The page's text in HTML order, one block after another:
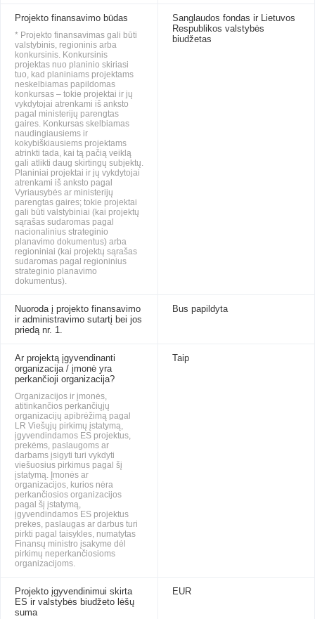
Projekto finansavimo būdas
* Projekto finansavimas gali būti
valstybinis, regioninis arba
konkursinis. Konkursinis
projektas nuo planinio skiriasi
tuo, kad planiniams projektams
neskelbiamas papildomas
konkursas – tokie projektai ir jų
vykdytojai atrenkami iš anksto
pagal ministerijų parengtas
gaires. Konkursas skelbiamas
naudingiausiems ir
kokybiškiausiems projektams
atrinkti tada, kai tą pačią veiklą
gali atlikti daug skirtingų subjektų.
Planiniai projektai ir jų vykdytojai
atrenkami iš anksto pagal
Vyriausybės ar ministerijų
parengtas gaires; tokie projektai
gali būti valstybiniai (kai projektų
sąrašas sudaromas pagal
nacionalinius strateginio
planavimo dokumentus) arba
regioniniai (kai projektų sąrašas
sudaromas pagal regioninius
strateginio planavimo
dokumentus).
Sanglaudos fondas ir Lietuvos
Respublikos valstybės
biudžetas
Nuoroda į projekto finansavimo
ir administravimo sutartį bei jos
priedą nr. 1.
Bus papildyta
Ar projektą įgyvendinanti
organizacija / įmonė yra
perkančioji organizacija?
Organizacijos ir įmonės,
atitinkančios perkančiųjų
organizacijų apibrėžimą pagal
LR Viešųjų pirkimų įstatymą,
įgyvendindamos ES projektus,
prekėms, paslaugoms ar
darbams įsigyti turi vykdyti
viešuosius pirkimus pagal šį
įstatymą. Įmonės ar
organizacijos, kurios nėra
perkančiosios organizacijos
pagal šį įstatymą,
įgyvendindamos ES projektus
prekes, paslaugas ar darbus turi
pirkti pagal taisykles, numatytas
Finansų ministro įsakyme dėl
pirkimų neperkančiosioms
organizacijoms.
Taip
Projekto įgyvendinimui skirta
ES ir valstybės biudžeto lėšų
suma
EUR